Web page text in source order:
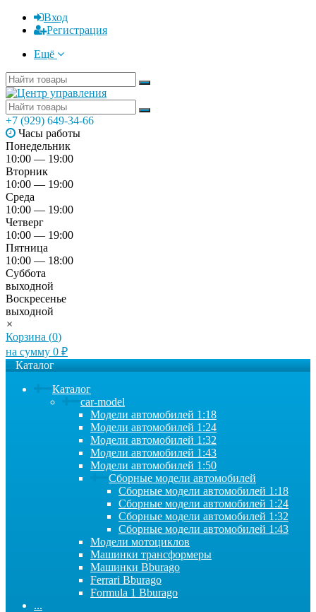
Вход
Регистрация
Ещё
+7 (929) 649-34-66
Часы работы
Понедельник
10:00 — 19:00
Вторник
10:00 — 19:00
Среда
10:00 — 19:00
Четверг
10:00 — 19:00
Пятница
10:00 — 18:00
Суббота
выходной
Воскресенье
выходной
×
Корзина (0)
на сумму 0 ₽
Каталог
Каталог
car-model
Модели автомобилей 1:18
Модели автомобилей 1:24
Модели автомобилей 1:32
Модели автомобилей 1:43
Модели автомобилей 1:50
Сборные модели автомобилей
Сборные модели автомобилей 1:18
Сборные модели автомобилей 1:24
Сборные модели автомобилей 1:32
Сборные модели автомобилей 1:43
Модели мотоциклов
Машинки трансформеры
Машинки Bburago
Ferrari Bburago
Formula 1 Bburago
...